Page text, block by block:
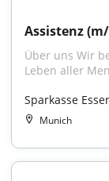
Assistenz
Über uns Wir
Leben aller
Sparkasse
Munich